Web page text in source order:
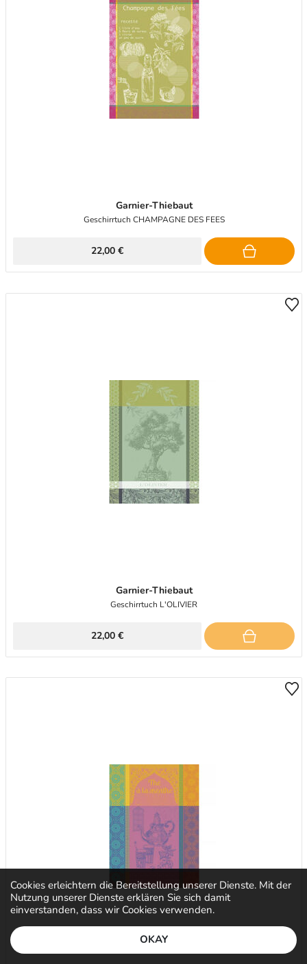
Cookies erleichtern die Bereitstellung unserer Dienste. Mit der
Nutzung unserer Dienste erklären Sie sich damit
einverstanden, dass wir Cookies verwenden.
OKAY
Garnier-Thiebaut
Geschirrtuch CHAMPAGNE DES FEES
22,00 €
Garnier-Thiebaut
Geschirrtuch L'OLIVIER
22,00 €